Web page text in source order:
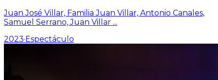
Juan José Villar, Familia Juan Villar, Antonio Canales,
Samuel Serrano, Juan Villar ...
2023·Espectáculo